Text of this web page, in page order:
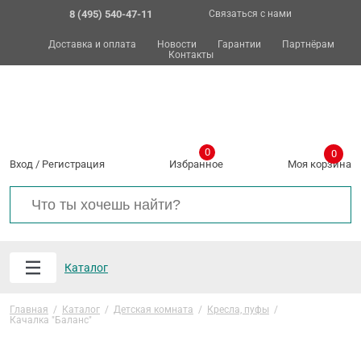
8 (495) 540-47-11 Связаться с нами
Доставка и оплата Новости Гарантии
Партнёрам
Контакты
Вход / Регистрация Избранное
0
Моя корзина
0
Каталог
Главная / Каталог / Детская комната / Кресла, пуфы /
Качалка "Баланс"